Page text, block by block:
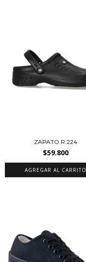
ZAPATO R.224
$59.800
AGREGAR AL CARRITO